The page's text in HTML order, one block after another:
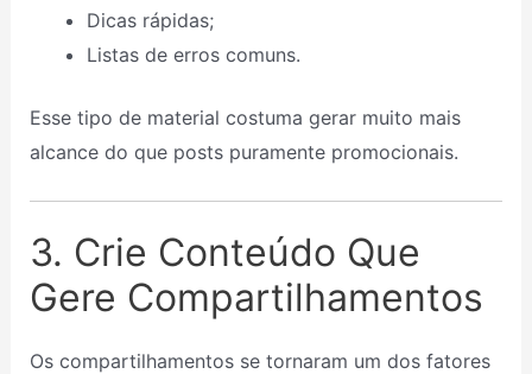
Dicas rápidas;
Listas de erros comuns.
Esse tipo de material costuma gerar muito mais
alcance do que posts puramente promocionais.
3. Crie Conteúdo Que
Gere Compartilhamentos
Os compartilhamentos se tornaram um dos fatores